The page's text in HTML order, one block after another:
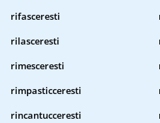
rifasceresti
rilasceresti
rimesceresti
rimpasticceresti
rincantucceresti